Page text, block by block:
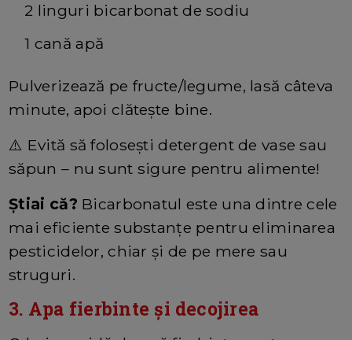
2 linguri bicarbonat de sodiu
1 cană apă
Pulverizează pe fructe/legume, lasă câteva
minute, apoi clătește bine.
⚠️ Evită să folosești detergent de vase sau
săpun – nu sunt sigure pentru alimente!
Știai că? Bicarbonatul este una dintre cele
mai eficiente substanțe pentru eliminarea
pesticidelor, chiar și de pe mere sau
struguri.
3. Apa fierbinte și decojirea